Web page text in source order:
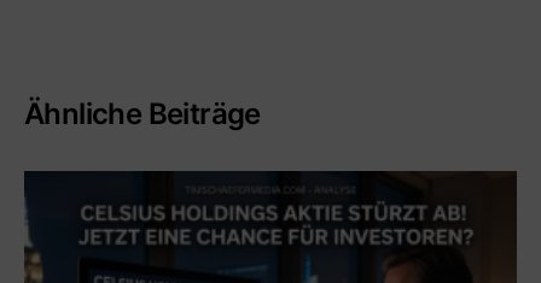
Ähnliche Beiträge